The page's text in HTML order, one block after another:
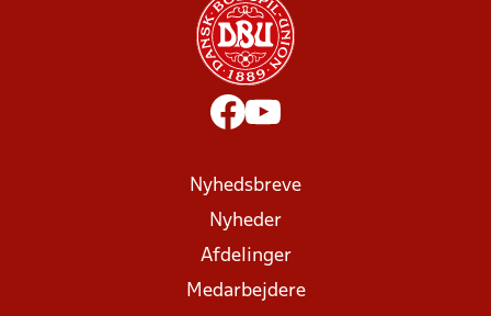
Nyhedsbreve
Nyheder
Afdelinger
Medarbejdere